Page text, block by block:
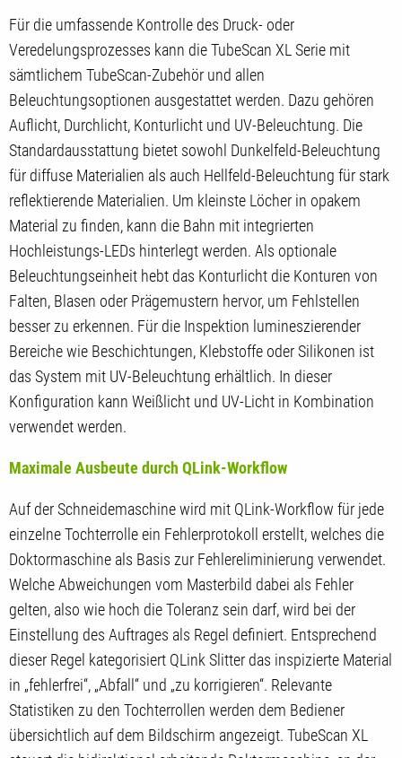
Für die umfassende Kontrolle des Druck- oder
Veredelungsprozesses kann die TubeScan XL Serie mit
sämtlichem TubeScan-Zubehör und allen
Beleuchtungsoptionen ausgestattet werden. Dazu gehören
Auflicht, Durchlicht, Konturlicht und UV-Beleuchtung. Die
Standardausstattung bietet sowohl Dunkelfeld-Beleuchtung
für diffuse Materialien als auch Hellfeld-Beleuchtung für stark
reflektierende Materialien. Um kleinste Löcher in opakem
Material zu finden, kann die Bahn mit integrierten
Hochleistungs-LEDs hinterlegt werden. Als optionale
Beleuchtungseinheit hebt das Konturlicht die Konturen von
Falten, Blasen oder Prägemustern hervor, um Fehlstellen
besser zu erkennen. Für die Inspektion lumineszierender
Bereiche wie Beschichtungen, Klebstoffe oder Silikonen ist
das System mit UV-Beleuchtung erhältlich. In dieser
Konfiguration kann Weißlicht und UV-Licht in Kombination
verwendet werden.
Maximale Ausbeute durch QLink-Workflow
Auf der Schneidemaschine wird mit QLink-Workflow für jede
einzelne Tochterrolle ein Fehlerprotokoll erstellt, welches die
Doktormaschine als Basis zur Fehlereliminierung verwendet.
Welche Abweichungen vom Masterbild dabei als Fehler
gelten, also wie hoch die Toleranz sein darf, wird bei der
Einstellung des Auftrages als Regel definiert. Entsprechend
dieser Regel kategorisiert QLink Slitter das inspizierte Material
in „fehlerfrei“, „Abfall“ und „zu korrigieren“. Relevante
Statistiken zu den Tochterrollen werden dem Bediener
übersichtlich auf dem Bildschirm angezeigt. TubeScan XL